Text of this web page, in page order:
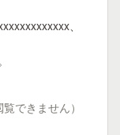
、
できません）